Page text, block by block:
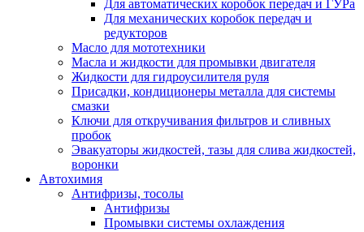
Для автоматических коробок передач и ГУРа
Для механических коробок передач и
редукторов
Масло для мототехники
Масла и жидкости для промывки двигателя
Жидкости для гидроусилителя руля
Присадки, кондиционеры металла для системы
смазки
Ключи для откручивания фильтров и сливных
пробок
Эвакуаторы жидкостей, тазы для слива жидкостей,
воронки
Автохимия
Антифризы, тосолы
Антифризы
Промывки системы охлаждения